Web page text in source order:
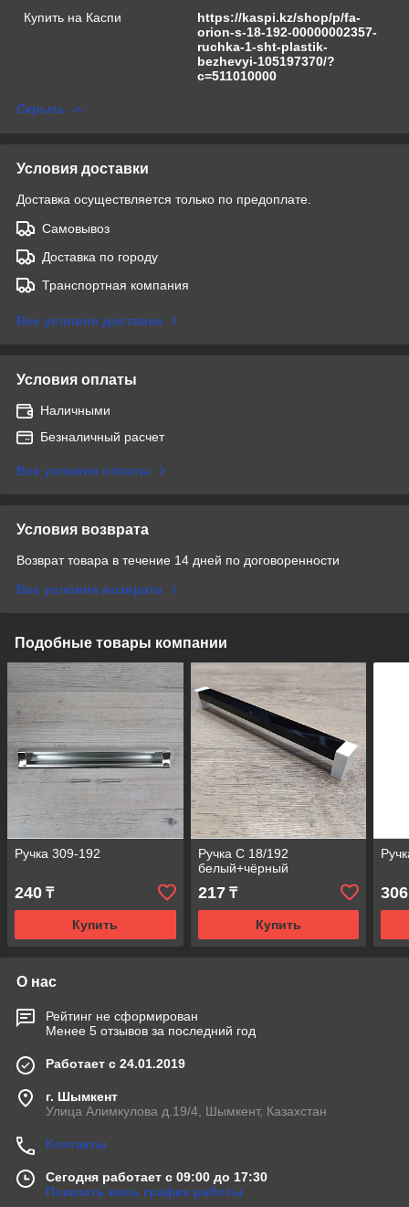
Купить на Каспи
https://kaspi.kz/shop/p/fa-
orion-s-18-192-00000002357-
ruchka-1-sht-plastik-
bezhevyi-105197370/?
c=511010000
Скрыть
Условия доставки
Доставка осуществляется только по предоплате.
Самовывоз
Доставка по городу
Транспортная компания
Все условия доставки
Условия оплаты
Наличными
Безналичный расчет
Все условия оплаты
Условия возврата
Возврат товара в течение 14 дней по договоренности
Все условия возврата
Подобные товары компании
Ручка 309-192
240 ₸
Купить
Ручка С 18/192
белый+чёрный
217₸
Купить
306
О нас
Рейтинг не сформирован
Менее 5 отзывов за последний год
Работает с 24.01.2019
г. Шымкент
Улица Алимкулова д.19/4, Шымкент, Казахстан
Контакты
Сегодня работает с 09:00 до 17:30
Показать весь график работы